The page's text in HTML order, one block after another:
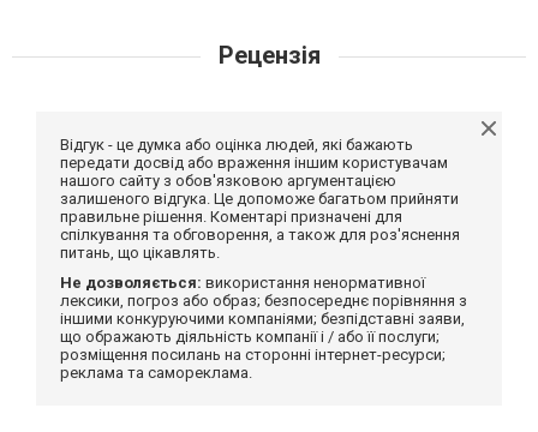
Рецензія
Відгук - це думка або оцінка людей, які бажають
передати досвід або враження іншим користувачам
нашого сайту з обов'язковою аргументацією
залишеного відгука. Це допоможе багатьом прийняти
правильне рішення. Коментарі призначені для
спілкування та обговорення, а також для роз'яснення
питань, що цікавлять.
Не дозволяється: використання ненормативної
лексики, погроз або образ; безпосереднє порівняння з
іншими конкуруючими компаніями; безпідставні заяви,
що ображають діяльність компанії і / або її послуги;
розміщення посилань на сторонні інтернет-ресурси;
реклама та самореклама.